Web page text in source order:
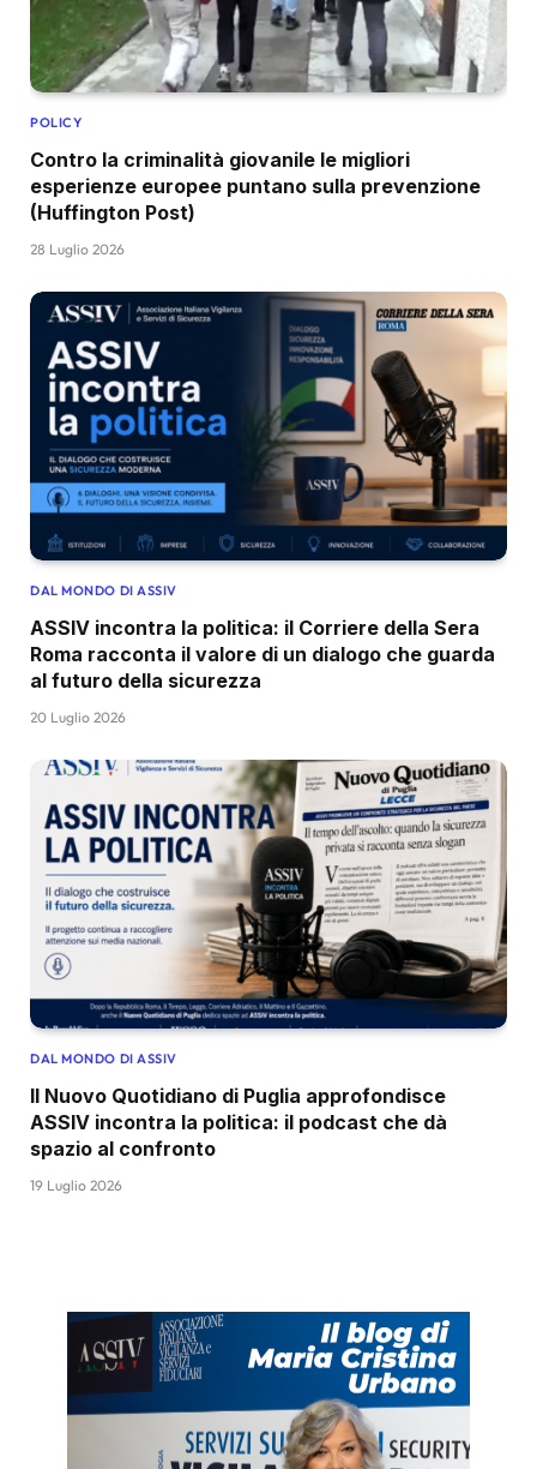
POLICY
Contro la criminalità giovanile le migliori
esperienze europee puntano sulla prevenzione
(Huffington Post)
28 Luglio 2026
DAL MONDO DI ASSIV
ASSIV incontra la politica: il Corriere della Sera
Roma racconta il valore di un dialogo che guarda
al futuro della sicurezza
20 Luglio 2026
DAL MONDO DI ASSIV
Il Nuovo Quotidiano di Puglia approfondisce
ASSIV incontra la politica: il podcast che dà
spazio al confronto
19 Luglio 2026